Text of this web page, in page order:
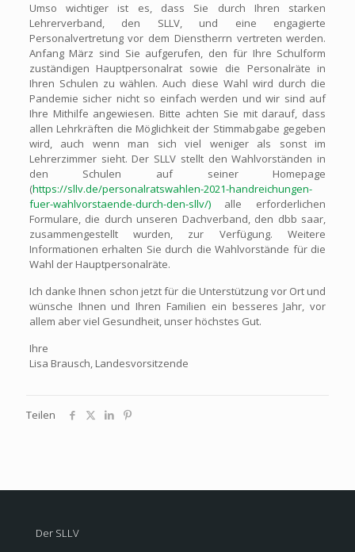
Umso wichtiger ist es, dass Sie durch Ihren starken
Lehrerverband, den SLLV, und eine engagierte
Personalvertretung vor dem Dienstherrn vertreten werden.
Anfang März sind Sie aufgerufen, den für Ihre Schulform
zuständigen Hauptpersonalrat sowie die Personalräte in
Ihren Schulen zu wählen. Auch diese Wahl wird durch die
Pandemie sicher nicht so einfach werden und wir sind auf
Ihre Mithilfe angewiesen. Bitte achten Sie mit darauf, dass
allen Lehrkräften die Möglichkeit der Stimmabgabe gegeben
wird, auch wenn man sich viel weniger als sonst im
Lehrerzimmer sieht. Der SLLV stellt den Wahlvorständen in
den Schulen auf seiner Homepage
(https://sllv.de/personalratswahlen-2021-handreichungen-
fuer-wahlvorstaende-durch-den-sllv/)alle erforderlichen
Formulare, die durch unseren Dachverband, den dbb saar,
zusammengestellt wurden, zur Verfügung. Weitere
Informationen erhalten Sie durch die Wahlvorstände für die
Wahl der Hauptpersonalräte.
Ich danke Ihnen schon jetzt für die Unterstützung vor Ort und
wünsche Ihnen und Ihren Familien ein besseres Jahr, vor
allem aber viel Gesundheit, unser höchstes Gut.
Ihre
Lisa Brausch, Landesvorsitzende
Teilen
Der SLLV